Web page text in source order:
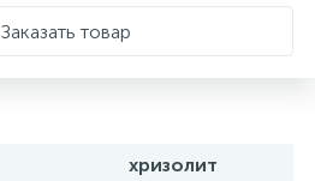
Заказать товар
хризолит